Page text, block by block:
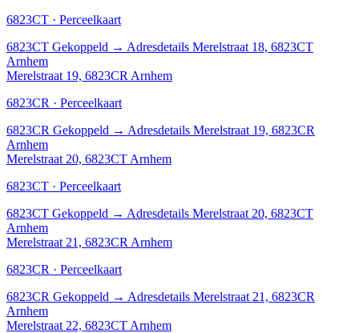
6823CT · Perceelkaart
6823CT Gekoppeld → Adresdetails Merelstraat 18, 6823CT
Arnhem
Merelstraat 19, 6823CR Arnhem
6823CR · Perceelkaart
6823CR Gekoppeld → Adresdetails Merelstraat 19, 6823CR
Arnhem
Merelstraat 20, 6823CT Arnhem
6823CT · Perceelkaart
6823CT Gekoppeld → Adresdetails Merelstraat 20, 6823CT
Arnhem
Merelstraat 21, 6823CR Arnhem
6823CR · Perceelkaart
6823CR Gekoppeld → Adresdetails Merelstraat 21, 6823CR
Arnhem
Merelstraat 22, 6823CT Arnhem